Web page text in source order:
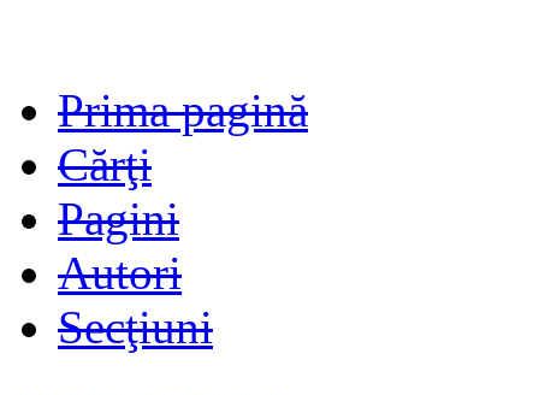
Prima pagină
Cărţi
Pagini
Autori
Secţiuni